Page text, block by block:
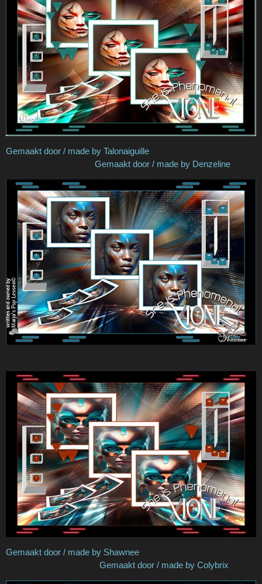
Gemaakt door / made by Talonaiguille
Gemaakt door / made by Denzeline
Gemaakt door / made by Shawnee
Gemaakt door / made by Colybrix